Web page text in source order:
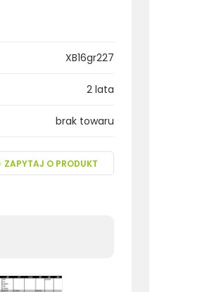
XB16gr227
2 lata
brak towaru
ZAPYTAJ O PRODUKT